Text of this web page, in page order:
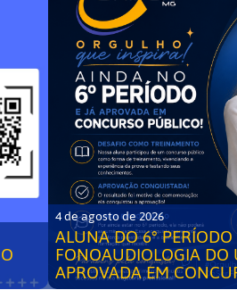
4 de agosto de 2026
ALUNA DO 6°
FONOAUDIOLOGIA
APROVADA EM